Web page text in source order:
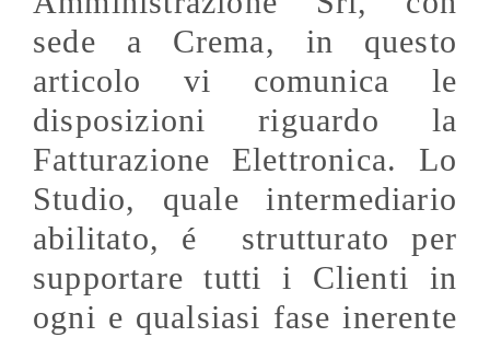
sede a Crema, in questo
articolo vi comunica le
disposizioni riguardo la
Fatturazione Elettronica. Lo
Studio, quale intermediario
abilitato, é strutturato per
supportare tutti i Clienti in
ogni e qualsiasi fase inerente